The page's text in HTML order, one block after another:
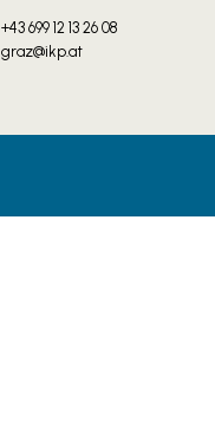
+43 699 12 13 26 08
graz@ikp.at